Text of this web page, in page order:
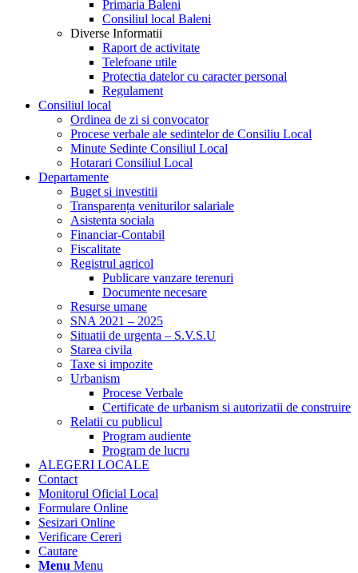
Primaria Baleni
Consiliul local Baleni
Diverse Informatii
Raport de activitate
Telefoane utile
Protectia datelor cu caracter personal
Regulament
Consiliul local
Ordinea de zi si convocator
Procese verbale ale sedintelor de Consiliu Local
Minute Sedinte Consiliul Local
Hotarari Consiliul Local
Departamente
Buget si investitii
Transparența veniturilor salariale
Asistenta sociala
Financiar-Contabil
Fiscalitate
Registrul agricol
Publicare vanzare terenuri
Documente necesare
Resurse umane
SNA 2021 – 2025
Situatii de urgenta – S.V.S.U
Starea civila
Taxe si impozite
Urbanism
Procese Verbale
Certificate de urbanism si autorizatii de construire
Relatii cu publicul
Program audiente
Program de lucru
ALEGERI LOCALE
Contact
Monitorul Oficial Local
Formulare Online
Sesizari Online
Verificare Cereri
Cautare
Menu Menu